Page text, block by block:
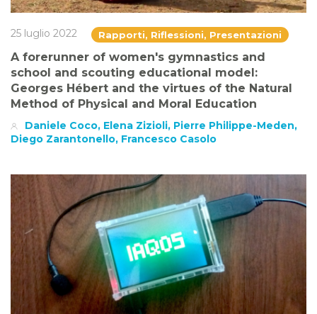
25 luglio 2022 Rapporti, Riflessioni, Presentazioni
A forerunner of women's gymnastics and
school and scouting educational model:
Georges Hébert and the virtues of the Natural
Method of Physical and Moral Education
Daniele Coco, Elena Zizioli, Pierre Philippe-Meden,
Diego Zarantonello, Francesco Casolo